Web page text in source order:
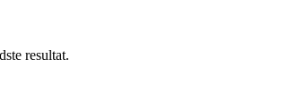
resultat.